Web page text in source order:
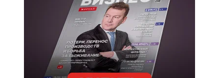
Регулирование